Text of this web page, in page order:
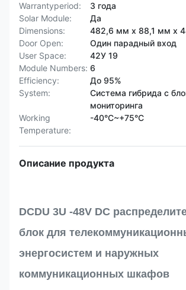
Warrantyperiod:
3 года
Solar Module:
Да
Dimensions:
482,6 мм х 88,1 мм х
Door Open:
Один парадный вход
User Space:
42У 19
Module Numbers: 6
Efficiency:
До 95%
System:
Система гибрида с
мониторинга
Working
Temperature:
-40°C~+75°C
Описание продукта
DCDU 3U -48V DC
блок для
энергосистем и наружных
коммуникационных шкафов